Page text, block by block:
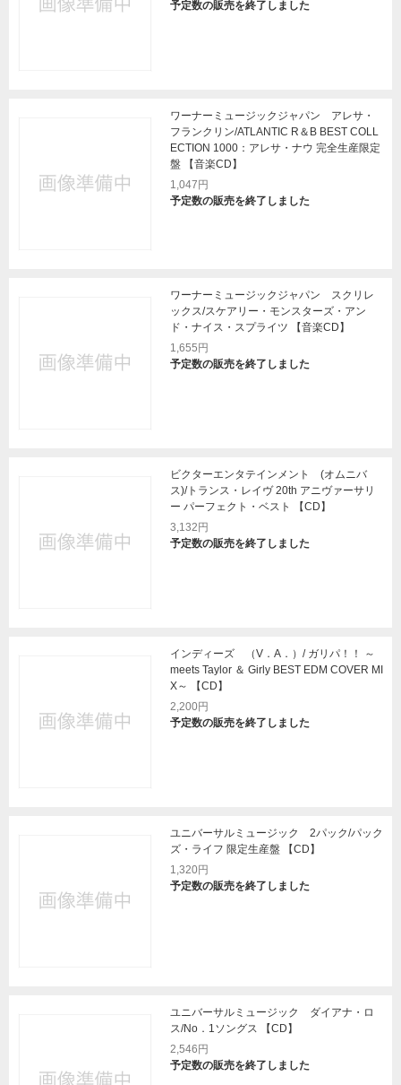
予定数の販売を終了しました
ワーナーミュージックジャパン アレサ・
フランクリン/ATLANTIC R＆B BEST COLL
ECTION 1000：アレサ・ナウ 完全生産限定
盤 【音楽CD】
1,047円
予定数の販売を終了しました
ワーナーミュージックジャパン スクリレ
ックス/スケアリー・モンスターズ・アン
ド・ナイス・スプライツ 【音楽CD】
1,655円
予定数の販売を終了しました
ビクターエンタテインメント (オムニバ
ス)/トランス・レイヴ 20th アニヴァーサリ
ー パーフェクト・ベスト 【CD】
3,132円
予定数の販売を終了しました
インディーズ （V．A．）/ ガリパ！！ ～
meets Taylor ＆ Girly BEST EDM COVER MI
X～ 【CD】
2,200円
予定数の販売を終了しました
ユニバーサルミュージック 2パック/パック
ズ・ライフ 限定生産盤 【CD】
1,320円
予定数の販売を終了しました
ユニバーサルミュージック ダイアナ・ロ
ス/No．1ソングス 【CD】
2,546円
予定数の販売を終了しました